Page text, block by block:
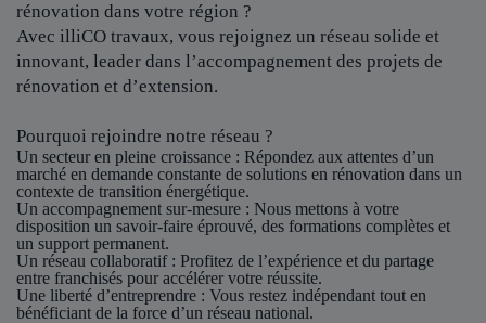
rénovation dans votre région ?
Avec illiCO travaux, vous rejoignez un réseau solide et
innovant, leader dans l’accompagnement des projets de
rénovation et d’extension.
Pourquoi rejoindre notre réseau ?
Un secteur en pleine croissance : Répondez aux attentes d’un
marché en demande constante de solutions en rénovation dans un
contexte de transition énergétique.
Un accompagnement sur-mesure : Nous mettons à votre
disposition un savoir-faire éprouvé, des formations complètes et
un support permanent.
Un réseau collaboratif: Profitez de l’expérience et du partage
entre franchisés pour accélérer votre réussite.
Une liberté d’entreprendre : Vous restez indépendant tout en
bénéficiant de la force d’un réseau national.